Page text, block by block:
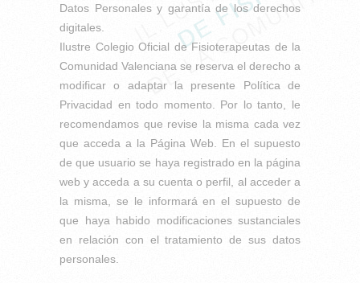
Datos Personales y garantía de los derechos
digitales.
Ilustre Colegio Oficial de Fisioterapeutas de la
Comunidad Valenciana se reserva el derecho a
modificar o adaptar la presente Política de
Privacidad en todo momento. Por lo tanto, le
recomendamos que revise la misma cada vez
que acceda a la Página Web. En el supuesto
de que usuario se haya registrado en la página
web y acceda a su cuenta o perfil, al acceder a
la misma, se le informará en el supuesto de
que haya habido modificaciones sustanciales
en relación con el tratamiento de sus datos
personales.